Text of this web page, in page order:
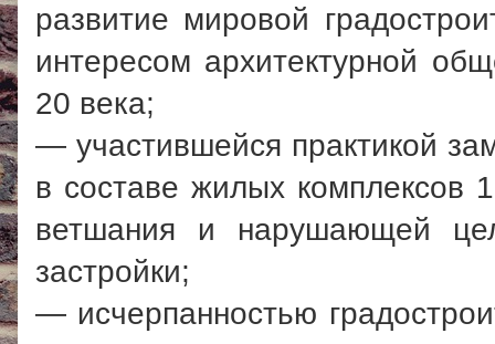
развитие мировой
интересом архитектурной
20 века;
— участившейся практикой
в составе жилых комплексов
ветшания и нарушающей
застройки;
— исчерпанностью